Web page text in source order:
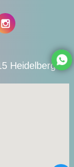
Heidelberg